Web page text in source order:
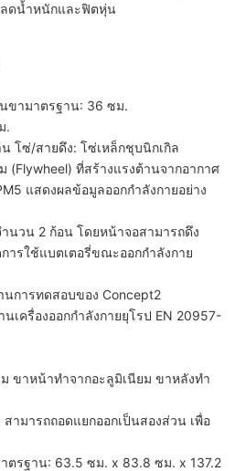
ลดน้ำหนักและฟิตหุ่น
ขามาตรฐาน: 36 ซม.
.
โซ่/สายดึง: โซ่เหล็กชุบนิกเกิล
(Flywheel) ที่สร้างแรงต้านจากอากาศ
แสดงผลข้อมูลออกกำลังกายอย่าง
นวน 2 ก้อน โดยหน้าจอสามารถดึง
ารใช้แบตเตอรี่ขณะออกกำลังกาย
นการทดสอบของ Concept2
เครื่องออกกำลังกายยุโรป EN 20957-
ขาหน้าทำจากอะลูมิเนียม ขาหลังทำ
ามารถถอดแยกออกเป็นสองส่วน เพื่อ
ตรฐาน: 63.5 ซม. x 83.8 ซม. x 137.2